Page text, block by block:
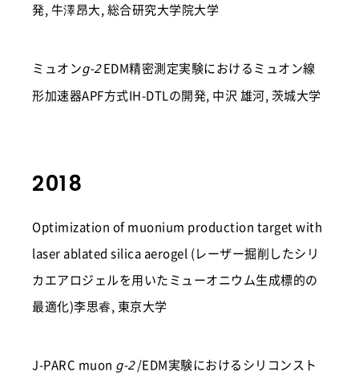
発, 牛澤昂大, 総合研究大学院大学
ミュオンg-2 EDM精密測定実験におけるミュオン線
形加速器APF方式IH-DTLの開発, 中沢 雄河, 茨城大学
2018
Optimization of muonium production target with
laser ablated silica aerogel (レーザー掘削したシリ
カエアロジェルを用いたミューオニウム生成標的の
最適化)李思睿, 東京大学
J-PARC muon g-2 /EDM実験におけるシリコンスト